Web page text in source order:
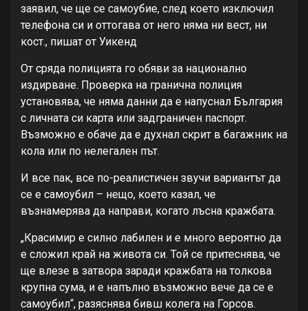
заявил, че ще се самоубие, след което изключил
телефона си и оттогава от него няма ни вест, ни
кост., пишат от Уикенд
От сряда полицията го обяви за национално
издирване. Проверка на гранична полиция
установява, че няма данни да е напуснал България
с личната си карта или задграничен паспорт.
Възможно е обаче да е духнал скрит в багажник на
кола или по нелегален път.
И все пак, все по-реалистичен звучи вариантът да
се е самоубил – нещо, което казал, че
възнамерява да направи, когато лъсна кражбата.
„Красимир е силно лабилен и е много вероятно да
е сложил край на живота си. Той се притеснява, че
ще влезе в затвора заради кражбата на толкова
крупна сума, и е напълно възможно вече да се е
самоубил“, разяснява бивш колега на Горсов.